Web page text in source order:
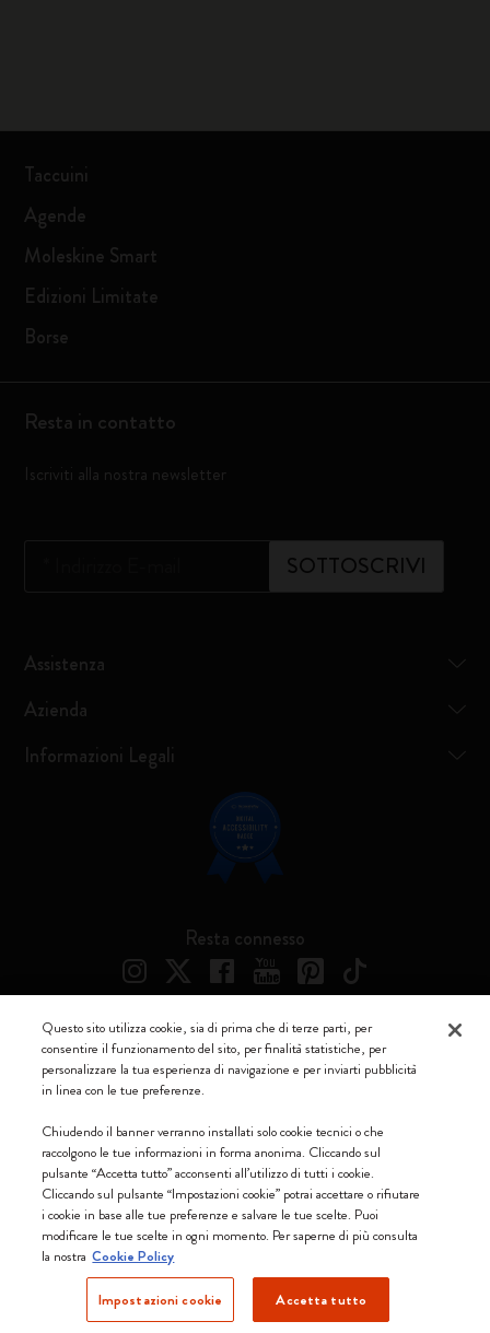
Taccuini
Agende
Moleskine Smart
Edizioni Limitate
Borse
Resta in contatto
Iscriviti alla nostra newsletter
SOTTOSCRIVI
Assistenza
Azienda
Informazioni Legali
Resta connesso
Italia (italiano)
Accettiamo
Moleskine ® è un marchio registrato di Moleskine Srl a socio unico
Moleskine srl a socio unico - Via Bergognone, 34 – 20144 Milano -
Soc. €2.181.513,42
Questo sito utilizza cookie, sia di prima che di terze parti, per
consentire il funzionamento del sito, per finalità statistiche, per
personalizzare la tua esperienza di navigazione e per inviarti pubblicità
in linea con le tue preferenze.
Chiudendo il banner verranno installati solo cookie tecnici o che
raccolgono le tue informazioni in forma anonima. Cliccando sul
pulsante “Accetta tutto” acconsenti all’utilizzo di tutti i cookie.
Cliccando sul pulsante “Impostazioni cookie” potrai accettare o rifiutare
i cookie in base alle tue preferenze e salvare le tue scelte. Puoi
modificare le tue scelte in ogni momento. Per saperne di più consulta
la nostra Cookie Policy
Impostazioni cookie Accetta tutto